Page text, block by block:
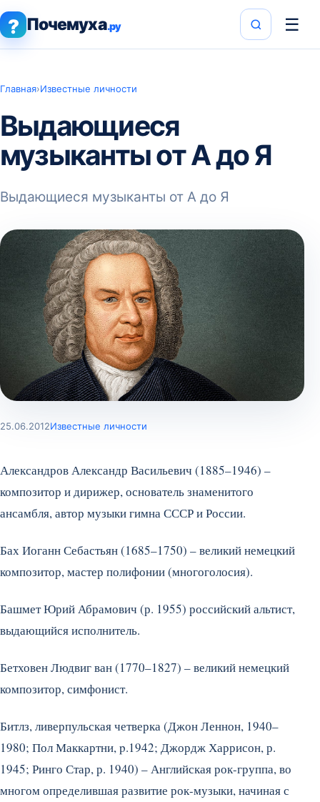
? Почемуха.ру ☰
Главная›Известные личности
Выдающиеся
музыканты от А до Я
Выдающиеся музыканты от А до Я
25.06.2012Известные личности
Александров Александр Васильевич (1885–1946) –
композитор и дирижер, основатель знаменитого
ансамбля, автор музыки гимна СССР и России.
Бах Иоганн Себастьян (1685–1750) – великий немецкий
композитор, мастер полифонии (многоголосия).
Башмет Юрий Абрамович (р. 1955) российский альтист,
выдающийся исполнитель.
Бетховен Людвиг ван (1770–1827) – великий немецкий
композитор, симфонист.
Битлз, ливерпульская четверка (Джон Леннон, 1940–
1980; Пол Маккартни, p.1942; Джордж Харрисон, р.
1945; Ринго Стар, р. 1940) – Английская рок-группа, во
многом определившая развитие рок-музыки, начиная с